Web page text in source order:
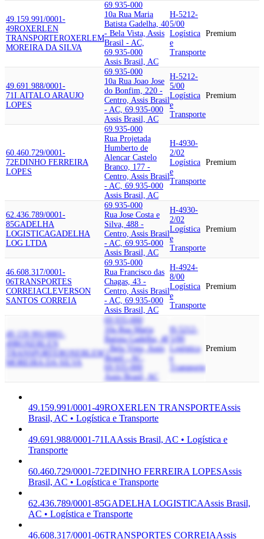
49.159.991/0001-
49ROXERLEN
TRANSPORTEROXERLEM
MOREIRA DA SILVA
69.935-000
10a Rua Maria
Batista Gadelha, 40
- Bela Vista, Assis
Brasil - AC,
69.935-000
Assis Brasil, AC
H-5212-
5/00
Logística
e
Transporte
Premium
49.691.988/0001-
71I.AITALO ARAUJO
LOPES
69.935-000
10a Rua Joao Jose
do Bonfim, 220 -
Centro, Assis Brasil
- AC, 69.935-000
Assis Brasil, AC
H-5212-
5/00
Logística
e
Transporte
Premium
60.460.729/0001-
72EDINHO FERREIRA
LOPES
69.935-000
Rua Projetada
Humberto de
Alencar Castelo
Branco, 177 -
Centro, Assis Brasil
- AC, 69.935-000
Assis Brasil, AC
H-4930-
2/02
Logística
e
Transporte
Premium
62.436.789/0001-
85GADELHA
LOGISTICAGADELHA
LOG LTDA
69.935-000
Rua Jose Costa e
Silva, 488 -
Centro, Assis Brasil
- AC, 69.935-000
Assis Brasil, AC
H-4930-
2/02
Logística
e
Transporte
Premium
46.608.317/0001-
06TRANSPORTES
CORREIACLEVERSON
SANTOS CORREIA
69.935-000
Rua Francisco das
Chagas, 43 -
Centro, Assis Brasil
- AC, 69.935-000
Assis Brasil, AC
H-4924-
8/00
Logística
e
Transporte
Premium
49.159.991/0001-
49 ROXERLEN
TRANSPORTE ROXERLEM
MOREIRA DA SILVA
69.935-000
10a Rua Maria
Batista Gadelha, 40
- Bela Vista, Assis
Brasil - AC,
69.935-000
Assis Brasil, AC
H-5212-
Logística
e
Transporte
Premium
49.159.991/0001-49ROXERLEN TRANSPORTEAssis
Brasil, AC • Logística e Transporte
49.691.988/0001-71I.AAssis Brasil, AC • Logística e
Transporte
60.460.729/0001-72EDINHO FERREIRA LOPESAssis
Brasil, AC • Logística e Transporte
62.436.789/0001-85GADELHA LOGISTICAAssis Brasil,
AC • Logística e Transporte
46.608.317/0001-06TRANSPORTES CORREIAAssis